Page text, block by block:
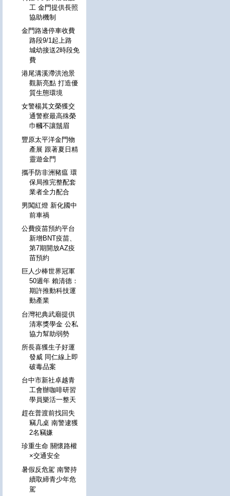
工 金門提供長照
協助機制
金門路邊停車收費
路段9/1起上路
城幼接送2時段免
費
港尾溝溪滯洪池景
觀新亮點 打造優
質生態環境
女警楊其文榮獲交
通警察最高殊榮
巾幗不讓鬚眉
豐原太平洋金門物
產展 跟著夏日精
靈遊金門
攜手防非洲豬瘟 環
保局推完整配套
業者全力配合
男闖紅燈 新化國中
前車禍
公費疫苗預約平台
新增BNT疫苗、
第7期開放AZ疫
苗預約
巨人少棒世界冠軍
50週年 賴清德：
期許推動科技運
動產業
台灣祀典武廟提供
清寒獎學金 公私
協力幫助弱勢
所長喜獲生子好運
發威 同仁線上即
破毒品案
台中市新社卓越青
工會辦咖啡研習
學員樂活一整天
趕在普渡前找回失
竊几桌 南警逮獲
2名竊嫌
珍重生命 關懷路權
×交通安全
暑假反危駕 南警持
續取締青少年危
駕